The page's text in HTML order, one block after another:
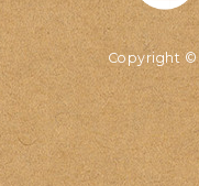
Copyright ©